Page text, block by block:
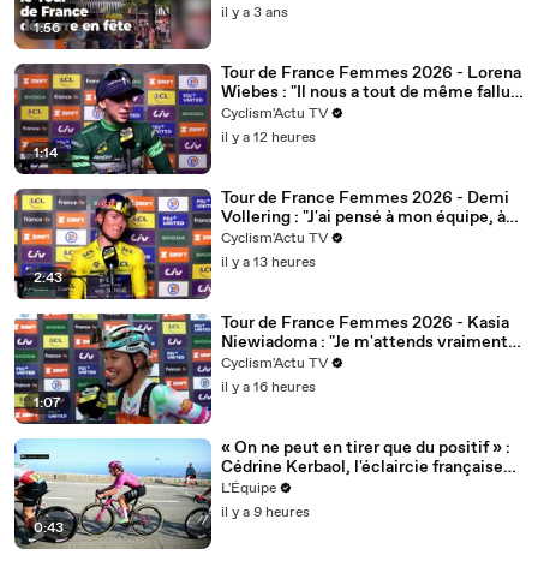
1:56
il y a 3 ans
1:14
Tour de France Femmes 2026 - Lorena
Wiebes : "Il nous a tout de même fallu
nous battre pour ce maillot"
Cyclism'Actu TV
il y a 12 heures
2:43
Tour de France Femmes 2026 - Demi
Vollering : "J'ai pensé à mon équipe, à
Célia Géry..."
Cyclism'Actu TV
il y a 13 heures
1:07
Tour de France Femmes 2026 - Kasia
Niewiadoma : "Je m'attends vraiment à
un gros combat..."
Cyclism'Actu TV
il y a 16 heures
0:43
« On ne peut en tirer que du positif » :
Cédrine Kerbaol, l'éclaircie française
du Tour de France - Cyclisme - Tour de
France femmes avec Zwift
L'Équipe
il y a 9 heures